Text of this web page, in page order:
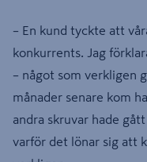
– En kund tyckte att
konkurrents. Jag
– något som verkligen
månader senare kom
andra skruvar hade
varför det lönar sig att